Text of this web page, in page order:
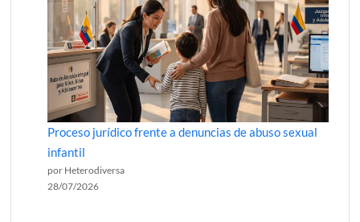
Proceso jurídico frente a denuncias de abuso sexual
infantil
por Heterodiversa
28/07/2026